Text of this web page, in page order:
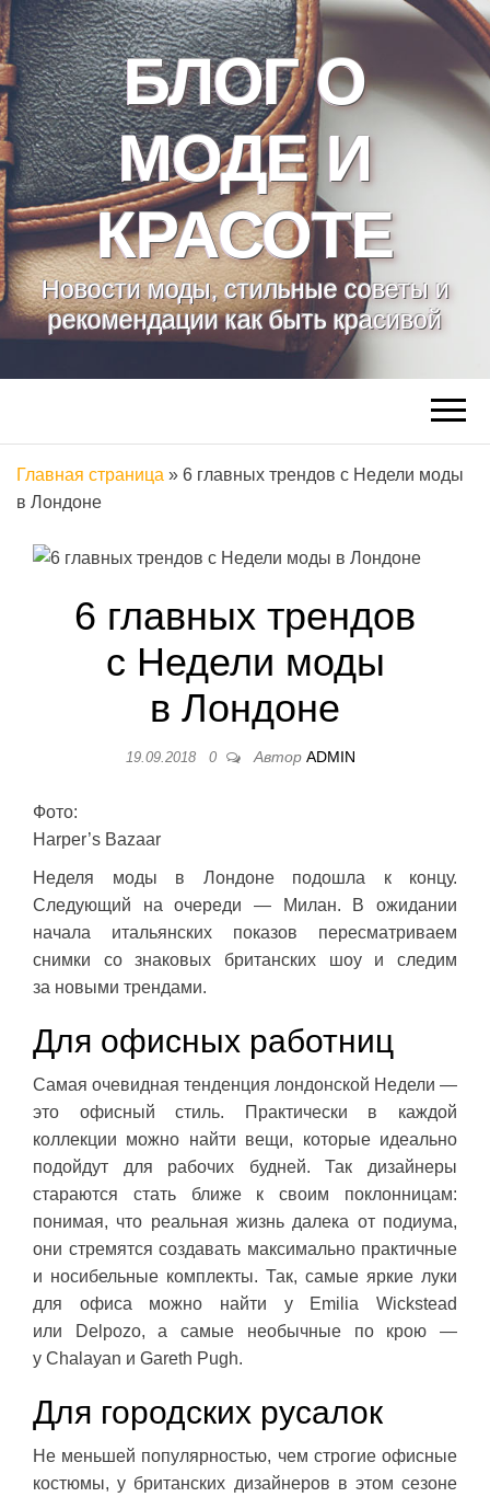
БЛОГ О
МОДЕ И
КРАСОТЕ
Новости моды, стильные советы и
рекомендации как быть красивой
Главная страница » 6 главных трендов с Недели моды
в Лондоне
6 главных трендов
с Недели моды
в Лондоне
19.09.2018 0 Автор ADMIN
Фото:
Harper’s Bazaar
Неделя моды в Лондоне подошла к концу.
Следующий на очереди — Милан. В ожидании
начала итальянских показов пересматриваем
снимки со знаковых британских шоу и следим
за новыми трендами.
Для офисных работниц
Самая очевидная тенденция лондонской Недели —
это офисный стиль. Практически в каждой
коллекции можно найти вещи, которые идеально
подойдут для рабочих будней. Так дизайнеры
стараются стать ближе к своим поклонницам:
понимая, что реальная жизнь далека от подиума,
они стремятся создавать максимально практичные
и носибельные комплекты. Так, самые яркие луки
для офиса можно найти у Emilia Wickstead
или Delpozo, а самые необычные по крою —
у Chalayan и Gareth Pugh.
Для городских русалок
Не меньшей популярностью, чем строгие офисные
костюмы, у британских дизайнеров в этом сезоне